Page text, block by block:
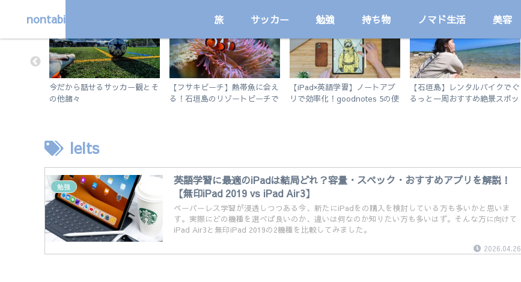
nontabi 旅 サッカー 勉強 持ち物 ノマド生活 美容
サッカー
今だから話せるサッカー観とそ
の他諸々
【フサキビーチ】熱帯魚に会え
る！石垣島のリゾートビーチで
プログラミング学習
【iPad×英語学習】ノートアプ
リで効率化！goodnotes 5の使
旅
【石垣島】レンタルバイクでぐ
るっと一周おすすめ絶景スポッ
Ielts
勉強
英語学習に最適のiPadは結局どれ？容量・スペック・おすすめアプリを解説！
【無印iPad 2019 vs iPad Air3】
ペーパーレス学習が浸透しつつある今、新たにiPadをの購入を検討している方も多いかと思いま
す。実際にどの機種を選べば良いのか、違いは何なのか知りたい方も多いはず。そんな方に向けて
iPad Air3と無印iPad 2019の2機種を比較してみました。
2026.04.26